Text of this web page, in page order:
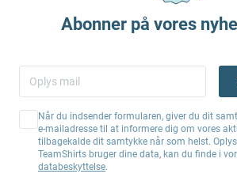
Abonner på vores
Når du indsender formularen, giver du dit
e-mailadresse til at informere dig om vores
tilbagekalde dit samtykke når som helst.
TeamShirts bruger dine data, kan du finde i
databeskyttelse.